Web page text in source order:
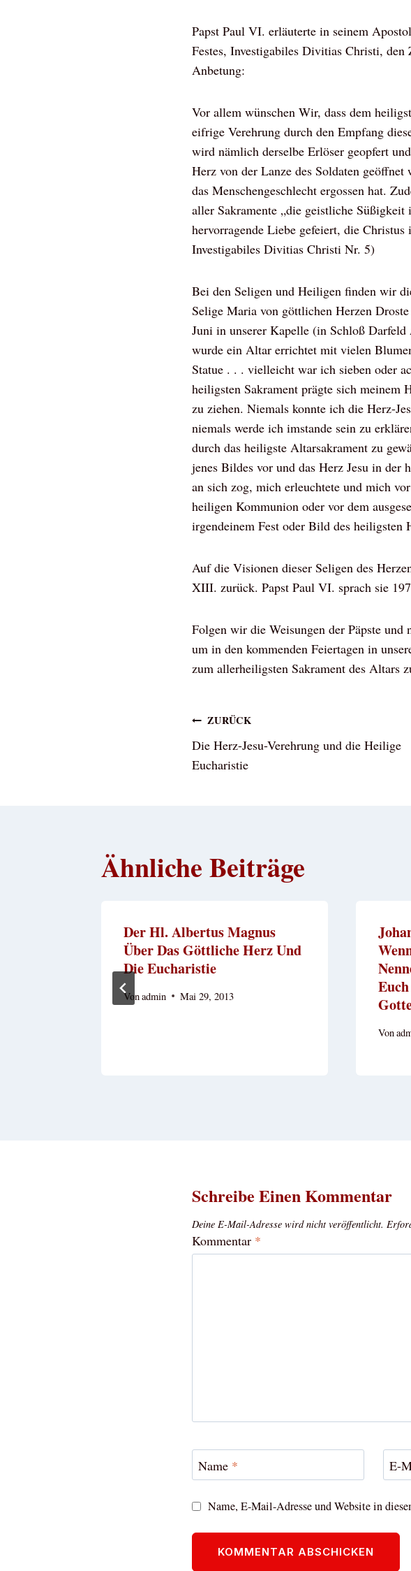
Papst Paul VI. erläuterte in seinem
Festes, Investigabiles Divitias Christi, den
Anbetung:
Vor allem wünschen Wir, dass dem
eifrige Verehrung durch den Empfang
wird nämlich derselbe Erlöser geopfert
Herz von der Lanze des Soldaten
das Menschengeschlecht ergossen hat.
aller Sakramente „die geistliche
hervorragende Liebe gefeiert, die
Investigabiles Divitias Christi Nr. 5)
Bei den Seligen und Heiligen finden wir
Selige Maria von göttlichen Herzen
Juni in unserer Kapelle (in Schloß
wurde ein Altar errichtet mit vielen
Statue . . . vielleicht war ich sieben oder
heiligsten Sakrament prägte sich meinem
zu ziehen. Niemals konnte ich die Herz-
niemals werde ich imstande sein zu
durch das heiligste Altarsakrament zu
jenes Bildes vor und das Herz Jesu in der
an sich zog, mich erleuchtete und mich
heiligen Kommunion oder vor dem
irgendeinem Fest oder Bild des heiligsten
Auf die Visionen dieser Seligen des
XIII. zurück. Papst Paul VI. sprach sie
Folgen wir die Weisungen der Päpste
um in den kommenden Feiertagen in
zum allerheiligsten Sakrament des Altars
Beitragsnavigation
ZURÜCK
Die Herz-Jesu-Verehrung und die Heilige
Eucharistie
Ähnliche Beiträge
Der Hl. Albertus Magnus
Über Das Göttliche Herz Und
Die Eucharistie
Vonadmin Mai 29, 2013
Von
Schreibe Einen Kommentar
Deine E-Mail-Adresse wird nicht veröffentlicht.
Kommentar *
Name * E-
Name, E-Mail-Adresse und Website in